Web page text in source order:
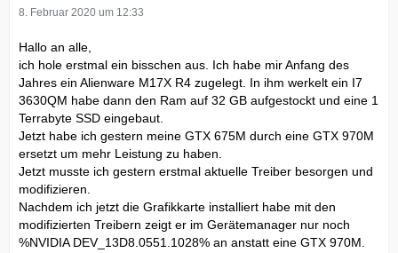
8. Februar 2020 um 12:33
Hallo an alle,
ich hole erstmal ein bisschen aus. Ich habe mir Anfang des
Jahres ein Alienware M17X R4 zugelegt. In ihm werkelt ein I7
3630QM habe dann den Ram auf 32 GB aufgestockt und eine 1
Terrabyte SSD eingebaut.
Jetzt habe ich gestern meine GTX 675M durch eine GTX 970M
ersetzt um mehr Leistung zu haben.
Jetzt musste ich gestern erstmal aktuelle Treiber besorgen und
modifizieren.
Nachdem ich jetzt die Grafikkarte installiert habe mit den
modifizierten Treibern zeigt er im Gerätemanager nur noch
%NVIDIA DEV_13D8.0551.1028% an anstatt eine GTX 970M.